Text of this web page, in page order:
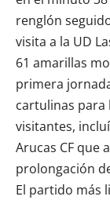
renglón
visita a la UD
61 amarillas
primera
cartulinas para
visitantes,
Arucas CF que
prolongación
El partido más